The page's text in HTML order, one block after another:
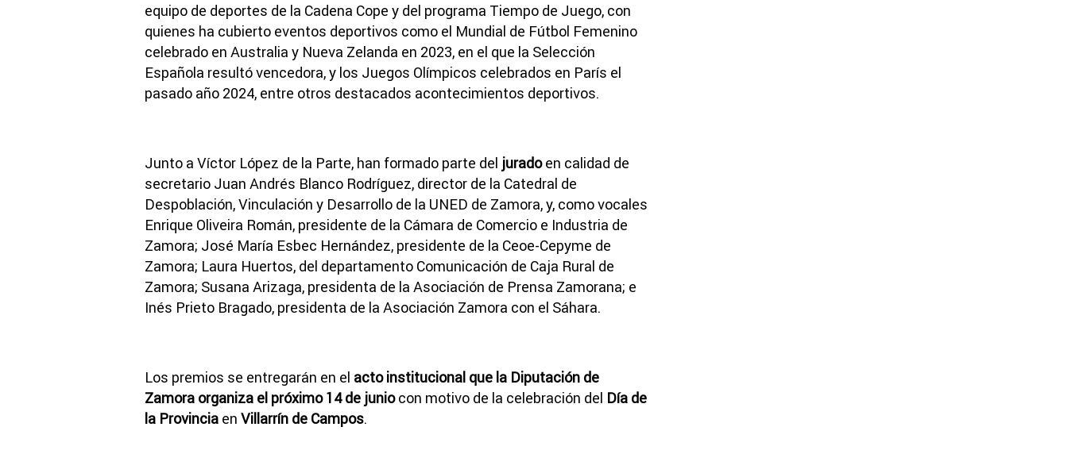
equipo de deportes de la Cadena Cope y del programa Tiempo de Juego, con
quienes ha cubierto eventos deportivos como el Mundial de Fútbol Femenino
celebrado en Australia y Nueva Zelanda en 2023, en el que la Selección
Española resultó vencedora, y los Juegos Olímpicos celebrados en París el
pasado año 2024, entre otros destacados acontecimientos deportivos.
Junto a Víctor López de la Parte, han formado parte del juradoen calidad de
secretario Juan Andrés Blanco Rodríguez, director de la Catedral de
Despoblación, Vinculación y Desarrollo de la UNED de Zamora, y, como vocales
Enrique Oliveira Román, presidente de la Cámara de Comercio e Industria de
Zamora; José María Esbec Hernández, presidente de la Ceoe-Cepyme de
Zamora; Laura Huertos, del departamento Comunicación de Caja Rural de
Zamora; Susana Arizaga, presidenta de la Asociación de Prensa Zamorana; e
Inés Prieto Bragado, presidenta de la Asociación Zamora con el Sáhara.
Los premios se entregarán en el acto institucional que la Diputación de
Zamora organiza el próximo 14 de juniocon motivo de la celebración del Día de
la Provincia en Villarrín de Campos.